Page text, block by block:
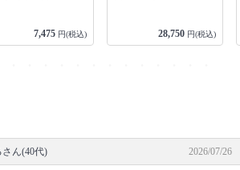
7,475 円(税込) 28,750 円(税込)
ん(40代) 2026/07/26